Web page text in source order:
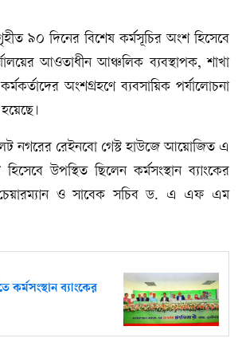
গৃহীত ৯০ দিনের বিশেষ কর্মসূচির অংশ হিসেবে
আওতাধীন আঞ্চলিক ব্যবস্থাপক, শাখা
অংশগ্রহণে ব্যবসায়িক পর্যালোচনা
নগরের রেইনবো গেস্ট হাউজে আয়োজিত এ
উপস্থিত ছিলেন কর্মসংস্থান ব্যাংকের
চেয়ারম্যান ও সাবেক সচিব ড. এ এফ এম
কর্মসংস্থান ব্যাংকের